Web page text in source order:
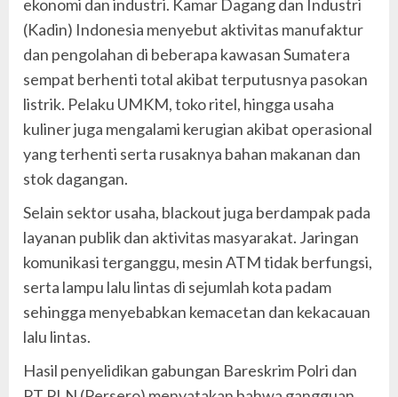
ekonomi dan industri. Kamar Dagang dan Industri
(Kadin) Indonesia menyebut aktivitas manufaktur
dan pengolahan di beberapa kawasan Sumatera
sempat berhenti total akibat terputusnya pasokan
listrik. Pelaku UMKM, toko ritel, hingga usaha
kuliner juga mengalami kerugian akibat operasional
yang terhenti serta rusaknya bahan makanan dan
stok dagangan.
Selain sektor usaha, blackout juga berdampak pada
layanan publik dan aktivitas masyarakat. Jaringan
komunikasi terganggu, mesin ATM tidak berfungsi,
serta lampu lalu lintas di sejumlah kota padam
sehingga menyebabkan kemacetan dan kekacauan
lalu lintas.
Hasil penyelidikan gabungan Bareskrim Polri dan